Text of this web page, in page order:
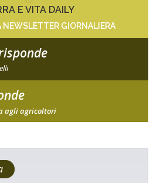
E VITA DAILY
NEWSLETTER GIORNALIERA
agli agricoltori